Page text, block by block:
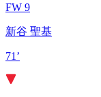
FW 9
新谷 聖基
71’